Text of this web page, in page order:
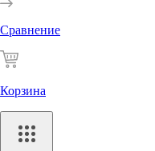
Сравнение
Корзина